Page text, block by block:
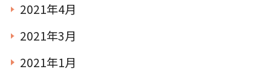
2021年4月
2021年3月
2021年1月